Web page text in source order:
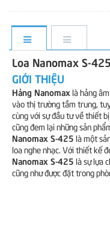
Loa Nanomax S-425
GIỚI THIỆU
Hảng Nanomax là hảng
vào thị trường tầm trung,
cùng với sự đầu tư về thiết
cũng đem lại những sản
Nanomax S-425 là một
loa nghe nhạc. Với thiết kế
Nanomax S-425 là sự lựa
cũng như được đặt trong